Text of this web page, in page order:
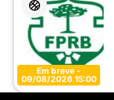
Em breve -
09/08/2026 15:00